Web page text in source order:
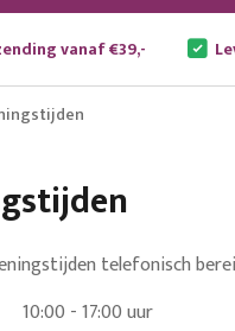
vanaf €39,-
telefonisch
10:00 - 17:00 uur